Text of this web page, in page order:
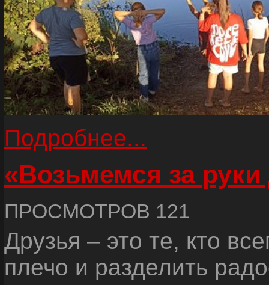
Подробнее...
«Возьмемся за руки
ПРОСМОТРОВ 121
Друзья – это те, кто
плечо и разделить